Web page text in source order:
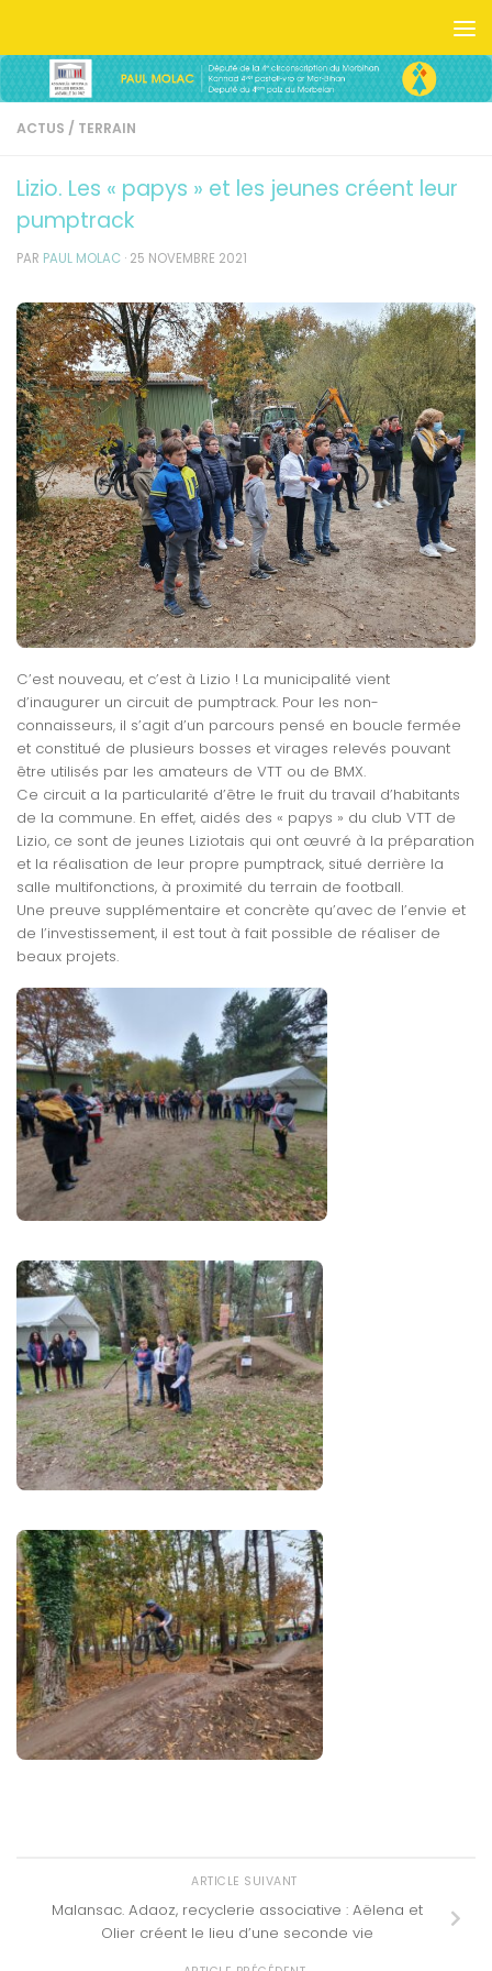
ACTUS / TERRAIN
Lizio. Les « papys » et les jeunes créent leur
pumptrack
PAR PAUL MOLAC · 25 NOVEMBRE 2021
C’est nouveau, et c’est à Lizio ! La municipalité vient
d’inaugurer un circuit de pumptrack. Pour les non-
connaisseurs, il s’agit d’un parcours pensé en boucle fermée
et constitué de plusieurs bosses et virages relevés pouvant
être utilisés par les amateurs de VTT ou de BMX.
Ce circuit a la particularité d’être le fruit du travail d’habitants
de la commune. En effet, aidés des « papys » du club VTT de
Lizio, ce sont de jeunes Liziotais qui ont œuvré à la préparation
et la réalisation de leur propre pumptrack, situé derrière la
salle multifonctions, à proximité du terrain de football.
Une preuve supplémentaire et concrète qu’avec de l’envie et
de l’investissement, il est tout à fait possible de réaliser de
beaux projets.
ARTICLE SUIVANT
Malansac. Adaoz, recyclerie associative : Aëlena et
Olier créent le lieu d’une seconde vie